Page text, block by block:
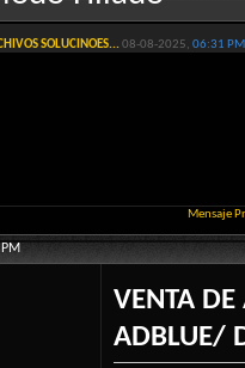
SOLUCINOES...08-08-2025, 06:31 PM
Mensaje
VENTA
ADBLUE/